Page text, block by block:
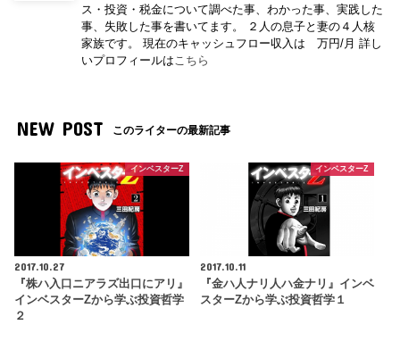
ス・投資・税金について調べた事、わかった事、実践した
事、失敗した事を書いてます。 ２人の息子と妻の４人核
家族です。 現在のキャッシュフロー収入は 万円/月 詳し
いプロフィールは こちら
NEW POST このライターの最新記事
インベスターZ
2017.10.27
『株ハ入口ニアラズ出口にアリ』
インベスターZから学ぶ投資哲学
２
インベスターZ
2017.10.11
『金ハ人ナリ人ハ金ナリ』インベ
スターZから学ぶ投資哲学１